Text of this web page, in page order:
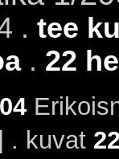
. tee
. 22
. kuvat